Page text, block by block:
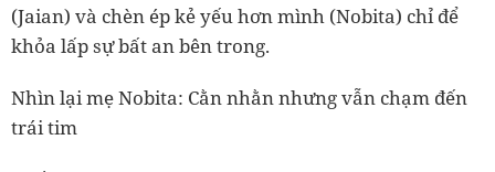
(Jaian) và chèn ép kẻ yếu hơn mình (Nobita) chỉ để
khỏa lấp sự bất an bên trong.
Nhìn lại mẹ Nobita: Cằn nhằn nhưng vẫn chạm đến
trái tim